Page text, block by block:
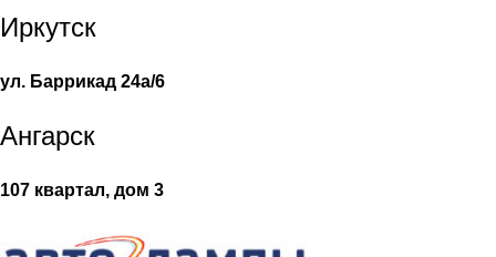
Иркутск
ул. Баррикад 24а/6
Ангарск
107 квартал, дом 3